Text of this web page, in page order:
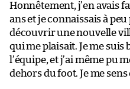
Honnêtement, j’en avais
ans et je connaissais à
découvrir une nouvelle
qui me plaisait. Je me suis
l’équipe, et j’ai même pu
dehors du foot. Je me